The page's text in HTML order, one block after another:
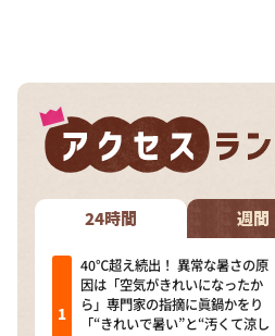
24時間 週間
40℃超え続出！ 異常な暑さの原
因は「空気がきれいになったか
ら」専門家の指摘に眞鍋かをり
「“きれいで暑い”と“汚くて涼し